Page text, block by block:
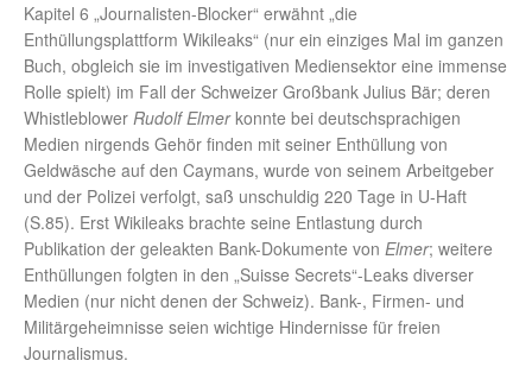
Kapitel 6 „Journalisten-Blocker“ erwähnt „die
Enthüllungsplattform Wikileaks“ (nur ein einziges Mal im ganzen
Buch, obgleich sie im investigativen Mediensektor eine immense
Rolle spielt) im Fall der Schweizer Großbank Julius Bär; deren
Whistleblower Rudolf Elmerkonnte bei deutschsprachigen
Medien nirgends Gehör finden mit seiner Enthüllung von
Geldwäsche auf den Caymans, wurde von seinem Arbeitgeber
und der Polizei verfolgt, saß unschuldig 220 Tage in U-Haft
(S.85). Erst Wikileaks brachte seine Entlastung durch
Publikation der geleakten Bank-Dokumente von Elmer; weitere
Enthüllungen folgten in den „Suisse Secrets“-Leaks diverser
Medien (nur nicht denen der Schweiz). Bank-, Firmen- und
Militärgeheimnisse seien wichtige Hindernisse für freien
Journalismus.